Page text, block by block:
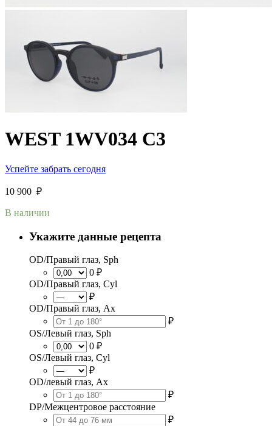
WEST 1WV034 C3
Успейте забрать сегодня
10 900 ₽
В наличии
Укажите данные рецепта
OD/Правый глаз, Sph
0 ₽
OD/Правый глаз, Cyl
₽
OD/Правый глаз, Ax
₽
OS/Левый глаз, Sph
0 ₽
OS/Левый глаз, Cyl
₽
OD/левый глаз, Ax
₽
DP/Межцентровое расстояние
₽